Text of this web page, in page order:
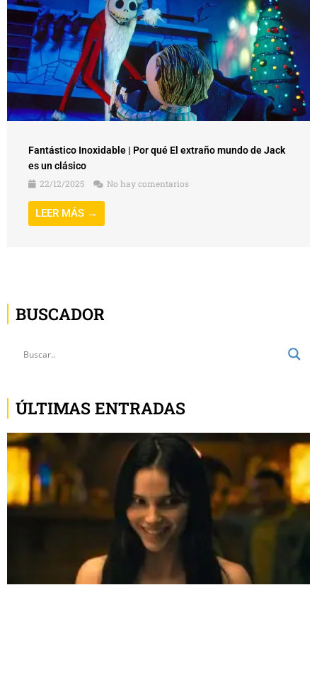
Fantástico Inoxidable | Por qué El extraño mundo de Jack
es un clásico
22/12/2025
No hay comentarios
LEER MÁS →
BUSCADOR
ÚLTIMAS ENTRADAS